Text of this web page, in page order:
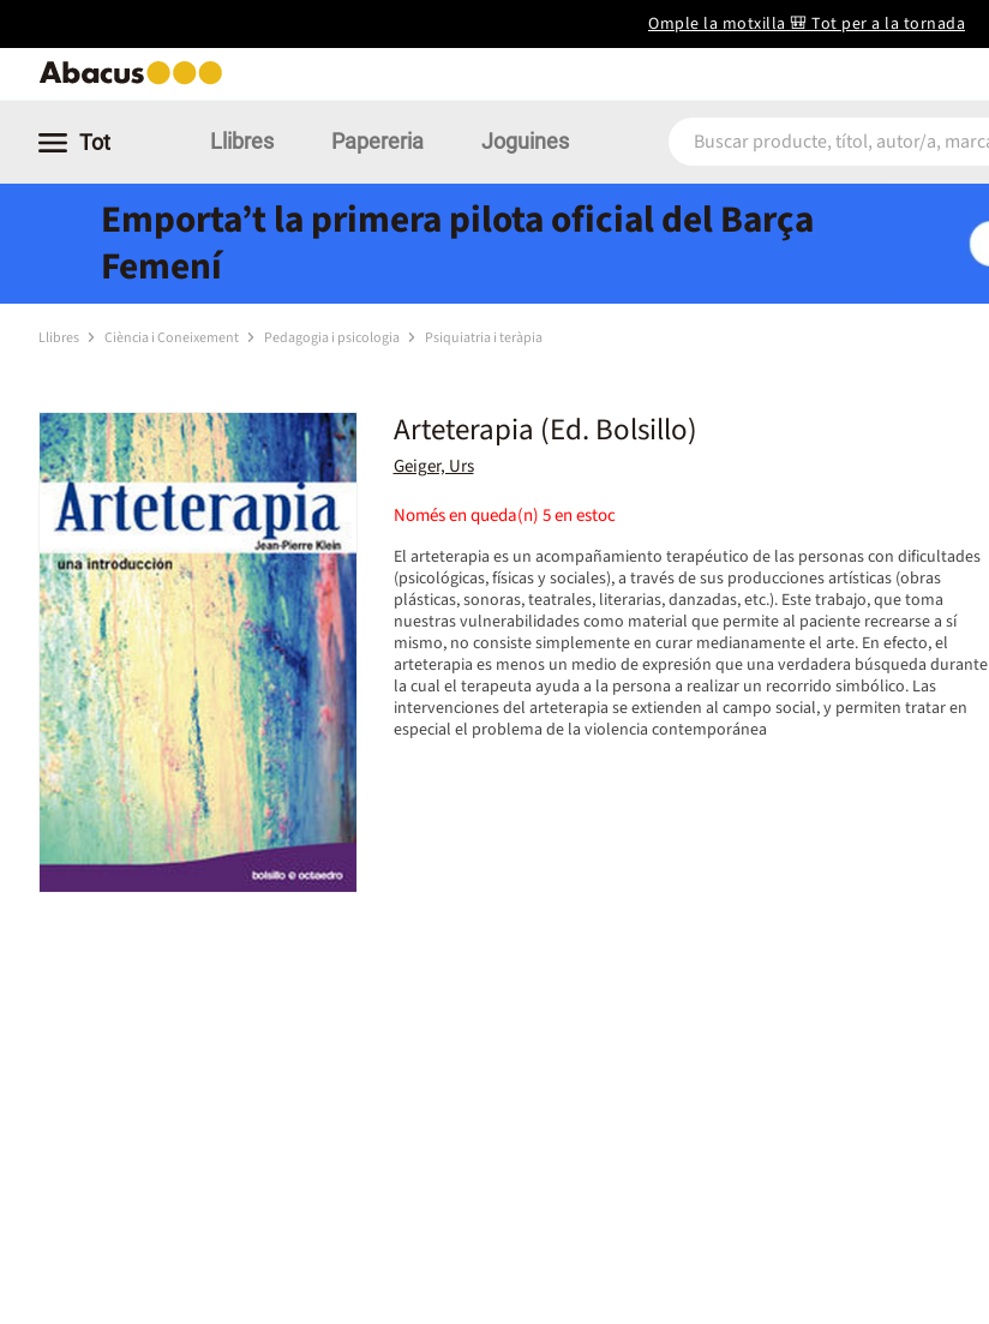
Omple la motxilla 🎒 Tot per a la tornada
Tot Llibres Papereria Joguines
Emporta’t la primera pilota oficial del Barça
Femení
Llibres Ciència i Coneixement Pedagogia i psicologia Psiquiatria i teràpia
Arteterapia (Ed. Bolsillo)
Geiger, Urs
Només en queda(n)5en estoc
El arteterapia es un acompañamiento terapéutico de las personas con dificultades
(psicológicas, físicas y sociales), a través de sus producciones artísticas (obras
plásticas, sonoras, teatrales, literarias, danzadas, etc.). Este trabajo, que toma
nuestras vulnerabilidades como material que permite al paciente recrearse a sí
mismo, no consiste simplemente en curar medianamente el arte. En efecto, el
arteterapia es menos un medio de expresión que una verdadera búsqueda durante
la cual el terapeuta ayuda a la persona a realizar un recorrido simbólico. Las
intervenciones del arteterapia se extienden al campo social, y permiten tratar en
especial el problema de la violencia contemporánea